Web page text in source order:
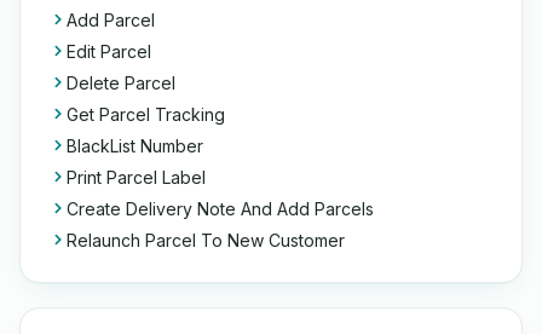
Add Parcel
Edit Parcel
Delete Parcel
Get Parcel Tracking
BlackList Number
Print Parcel Label
Create Delivery Note And Add Parcels
Relaunch Parcel To New Customer